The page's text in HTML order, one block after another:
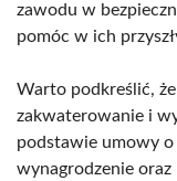
zawodu w
pomóc w ich
Warto podkreślić,
zakwaterowanie i
podstawie umowy o
wynagrodzenie